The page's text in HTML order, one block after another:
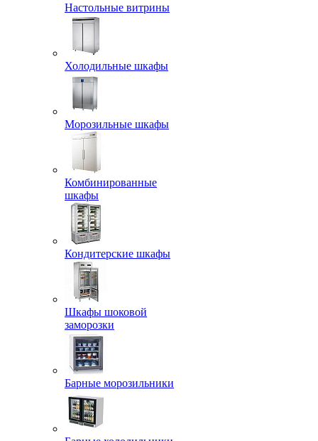
Настольные витрины
Холодильные шкафы
Морозильные шкафы
Комбинированные
шкафы
Кондитерские шкафы
Шкафы шоковой
заморозки
Барные морозильники